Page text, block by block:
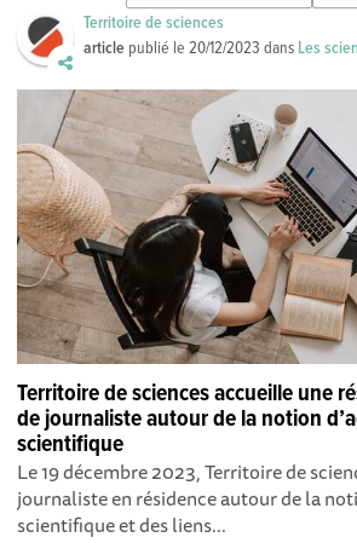
Territoire de sciences
article publié le20/12/2023 dans Les
Territoire de sciences accueille une
de journaliste autour de la notion
scientifique
Le 19 décembre 2023, Territoire de
journaliste en résidence autour de la
scientifique et des liens...